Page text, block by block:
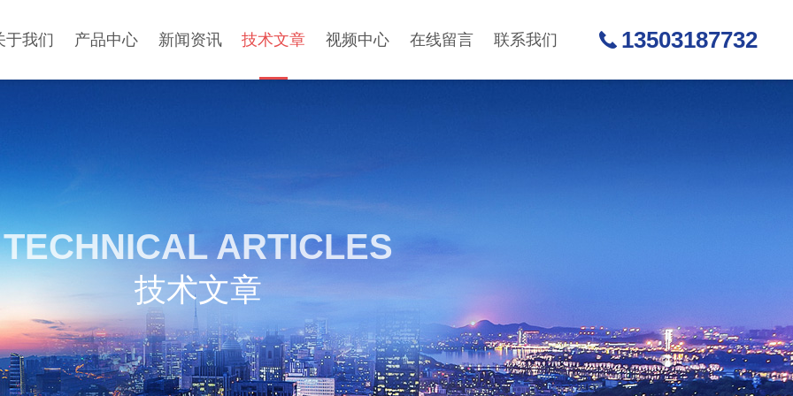
于我们 产品中心 新闻资讯 技术文章 视频中心 在线留言 联系我们 13503187732
TECHNICAL ARTICLES
技术文章